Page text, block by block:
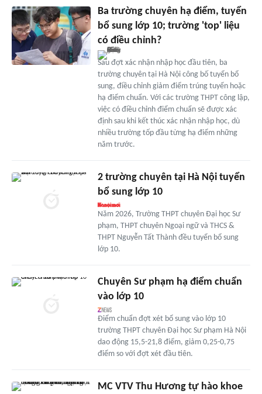
Ba trường chuyên hạ điểm, tuyển
bổ sung lớp 10; trường 'top' liệu
có điều chỉnh?
Sau đợt xác nhận nhập học đầu tiên, ba
trường chuyên tại Hà Nội công bố tuyển bổ
sung, điều chỉnh giảm điểm trúng tuyển hoặc
hạ điểm chuẩn. Với các trường THPT công lập,
việc có điều chỉnh điểm chuẩn sẽ được xác
định sau khi kết thúc xác nhận nhập học, dù
nhiều trường tốp đầu từng hạ điểm những
năm trước.
2 trường chuyên tại Hà Nội tuyển
bổ sung lớp 10
Năm 2026, Trường THPT chuyên Đại học Sư
phạm, THPT chuyên Ngoại ngữ và THCS &
THPT Nguyễn Tất Thành đều tuyển bổ sung
lớp 10.
Chuyên Sư phạm hạ điểm chuẩn
vào lớp 10
Điểm chuẩn đợt xét bổ sung vào lớp 10
trường THPT chuyên Đại học Sư phạm Hà Nội
dao động 15,5-21,8 điểm, giảm 0,25-0,75
điểm so với đợt xét đầu tiên.
MC VTV Thu Hương tự hào khoe